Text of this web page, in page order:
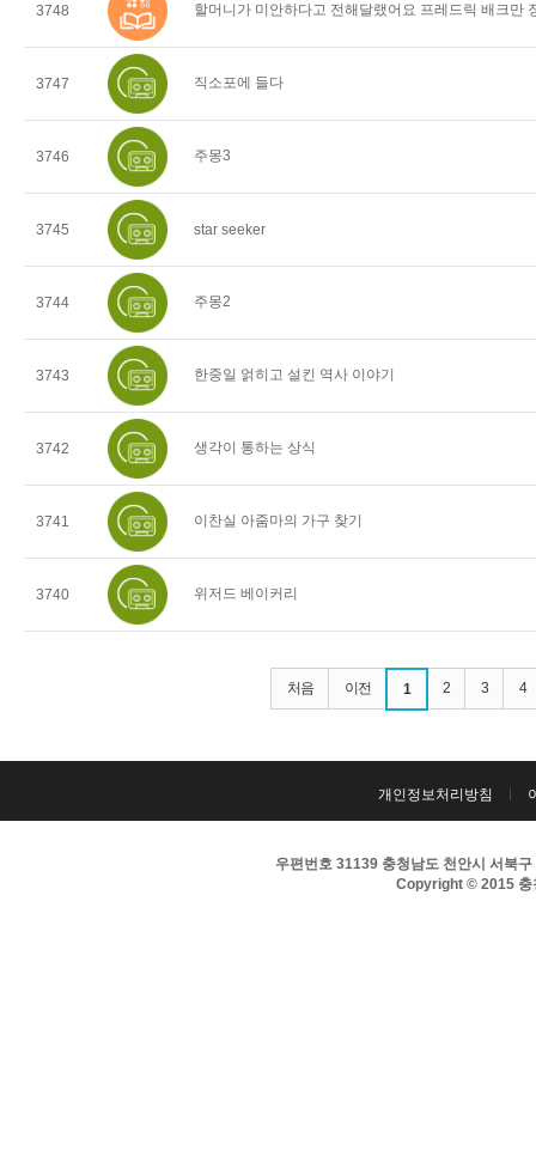
3748 할머니가 미안하다고 전해달랬어요 프레드릭 배크만
3747 직소포에 들다
3746 주몽3
3745 star seeker
3744 주몽2
3743 한중일 얽히고 설킨 역사 이야기
3742 생각이 통하는 상식
3741 이찬실 아줌마의 가구 찾기
3740 위저드 베이커리
처음 이전 1 2 3 4
개인정보처리방침
우편번호 31139 충청남도 천안시 서북
Copyright © 2015 충